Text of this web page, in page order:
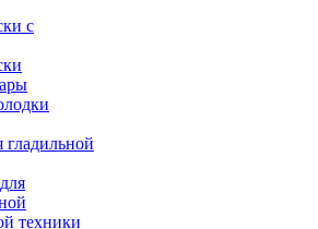
с
гладильной
техники